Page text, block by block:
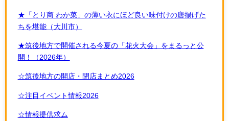
★「とり商 わか菜」の薄い衣にほど良い味付けの唐揚げた
ちを堪能（大川市）
★筑後地方で開催される今夏の「花火大会」をまるっと公
開！（2026年）
☆筑後地方の開店・閉店まとめ2026
☆注目イベント情報2026
☆情報提供求ム